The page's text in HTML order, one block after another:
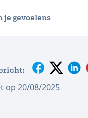
je gevoelens
op 20/08/2025